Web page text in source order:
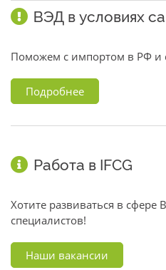
ВЭД в условиях
Поможем с импортом в РФ и
Подробнее
Работа в IFCG
Хотите развиваться в
специалистов!
Наши вакансии